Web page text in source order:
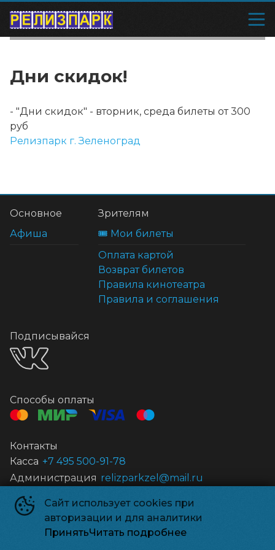
Дни скидок!
- "Дни скидок" - вторник, среда билеты от 300
руб
Релизпарк г. Зеленоград
Сайт использует cookies при
авторизации и для аналитики
ПринятьЧитать подробнее
Основное
Афиша
Зрителям
🎟️ Мои билеты
Оплата картой
Возврат билетов
Правила кинотеатра
Правила и соглашения
Подписывайся
Способы оплаты
Контакты
Касса +7 495 500-91-78
Администрация relizparkzel@mail.ru
Релизпарк © 2026
Powered byp24.app